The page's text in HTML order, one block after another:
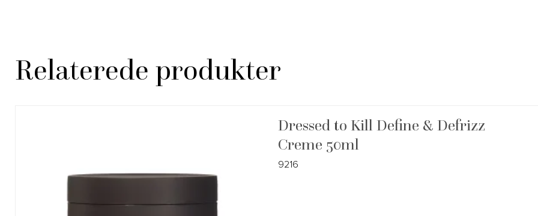
Relaterede produkter
Dressed to Kill Define & Defrizz
Creme 50ml
9216